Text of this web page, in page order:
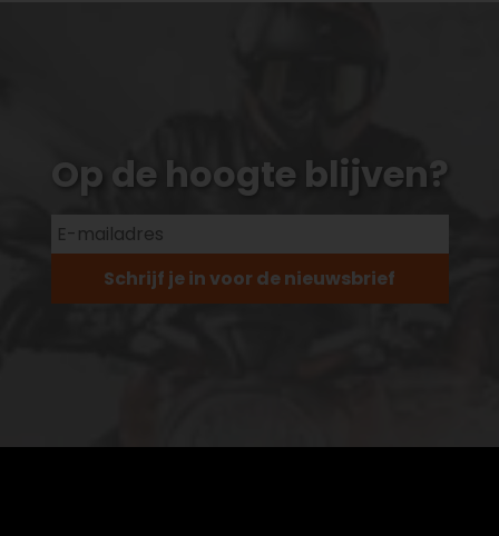
Op de hoogte blijven?
Schrijf je in voor de nieuwsbrief